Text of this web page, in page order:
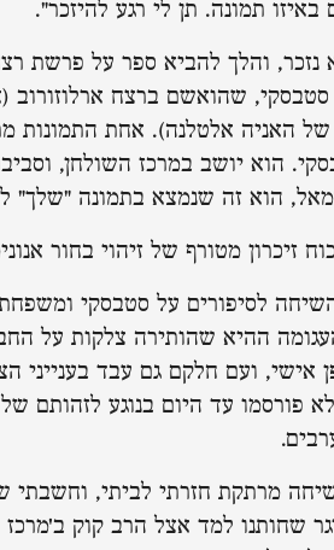
באיזו תמונה. תן לי רגע להיזכר".
נזכר, והלך להביא ספר על פרשת
שהואשם ברצח ארלוזורוב
של האניה אלטלנה). אחת התמונות
הוא יושב במרכז השולחן,
הוא זה שנמצא בתמונה "שלך"
זיכרון מטורף של זיהוי בחור
לסיפורים על סטבסקי
ההיא שהותירה צלקות על
אישי, ועם חלקם גם עבד בענייני
פורסמו עד היום בנוגע לזהותם
מרתקת חזרתי לביתי, וחשבתי
שחותנו למד אצל הרב קוק